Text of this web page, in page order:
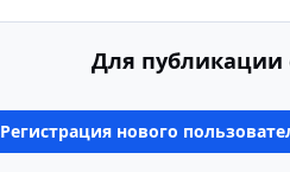
Для публикации
Регистрация нового